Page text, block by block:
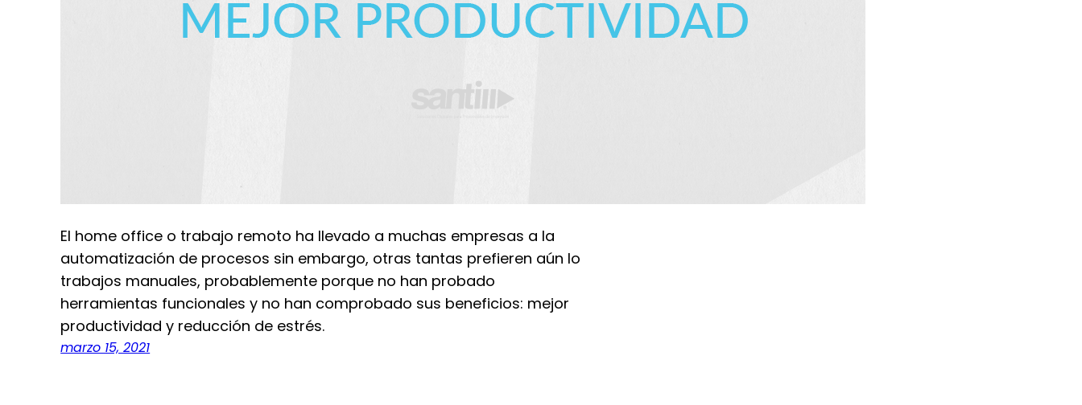
El home office o trabajo remoto ha llevado a muchas empresas a la
automatización de procesos sin embargo, otras tantas prefieren aún lo
trabajos manuales, probablemente porque no han probado
herramientas funcionales y no han comprobado sus beneficios: mejor
productividad y reducción de estrés.
marzo 15, 2021